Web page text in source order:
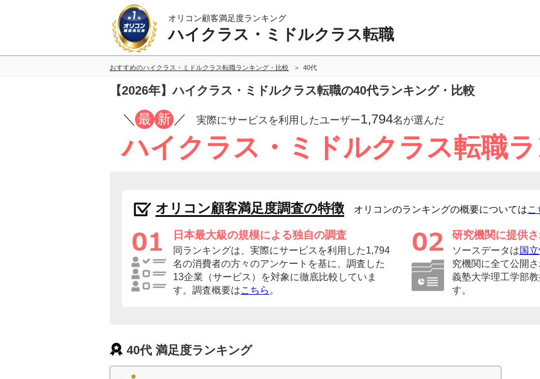
オリコン顧客満足度ランキング
ハイクラス・ミドルクラス転職
おすすめのハイクラス・ミドルクラス転職ランキング・比較 40代
【2026年】ハイクラス・ミドルクラス転職の40代ランキング・比較
／ 最 新 ／ 実際にサービスを利用したユーザー1,794名が選んだ
ハイクラス・ミドルクラス転職
オリコン顧客満足度調査の特徴 オリコンのランキングの概要についてはこ
日本最大級の規模による独自の調査
同ランキングは、実際にサービスを利用した1,794
名の消費者の方々のアンケートを基に、調査した
13企業（サービス）を対象に徹底比較していま
す。調査概要はこちら 。
研究機関に提供
ソースデータは国
究機関に全て公開
義塾大学理工学部教
す。
40代 満足度ランキング